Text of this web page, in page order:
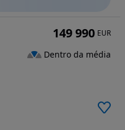
149 990 EUR
Dentro da média